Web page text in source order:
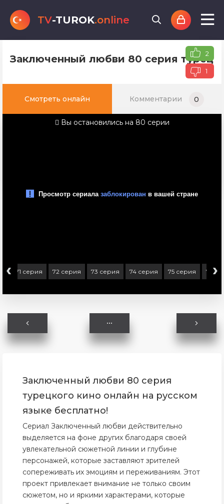
TV-TUROK.online
Заключенный любви 80 серия 2
1
Смотреть онлайн Комментарии 0
Вы остановились на 80 серии
‹ 71 серия 72 серия 73 серия 74 серия 75 серия 76›
Заключенный любви 80 серия
турецкого кино онлайн на русском
языке бесплатно!
Сериал Заключенный любви действительно
выделяется на фоне других благодаря своей
увлекательной сюжетной линии и глубине
персонажей, которые заставляют зрителей
сопереживать их эмоциям и переживаниям. Этот
проект привлекает внимание не только своим
сюжетом, но и яркими характерами, которые